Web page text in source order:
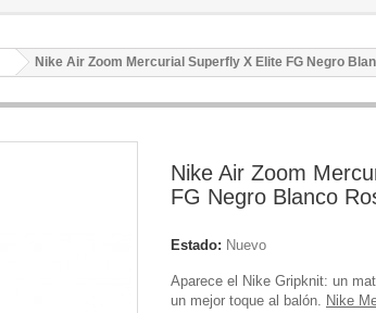
Nike Air Zoom Mercurial Superfly X Elite FG Negro
Nike Air Zoom
FG Negro Blanco
Estado: Nuevo
Aparece el Nike Gripknit: un
un mejor toque al balón. Nike